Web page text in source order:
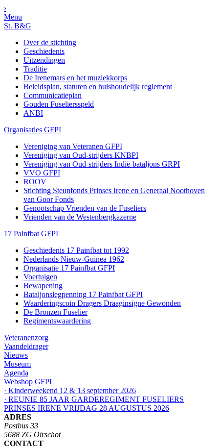
›
Menu
St. B&G
Over de stichting
Geschiedenis
Uitzendingen
Traditie
De Irenemars en het muziekkorps
Beleidsplan, statuten en huishoudelijk reglement
Communicatieplan
Gouden Fuseliersspeld
ANBI
Organisaties GFPI
Vereniging van Veteranen GFPI
Vereniging van Oud-strijders KNBPI
Vereniging van Oud-strijders Indië-bataljons GRPI
VVO GFPI
ROOV
Stichting Steunfonds Prinses Irene en Generaal Noothoven
van Goor Fonds
Genootschap Vrienden van de Fuseliers
Vrienden van de Westenbergkazerne
17 Painfbat GFPI
Geschiedenis 17 Painfbat tot 1992
Nederlands Nieuw-Guinea 1962
Organisatie 17 Painfbat GFPI
Voertuigen
Bewapening
Bataljonslegpenning 17 Painfbat GFPI
Waarderingscoin Dragers Draaginsigne Gewonden
De Bronzen Fuselier
Regimentswaardering
Veteranenzorg
Vaandeldrager
Nieuws
Museum
Agenda
Webshop GFPI
· Kinderweekend 12 & 13 september 2026
· REUNIE 85 JAAR GARDEREGIMENT FUSELIERS
PRINSES IRENE VRIJDAG 28 AUGUSTUS 2026
ADRES
Postbus 33
5688 ZG Oirschot
CONTACT